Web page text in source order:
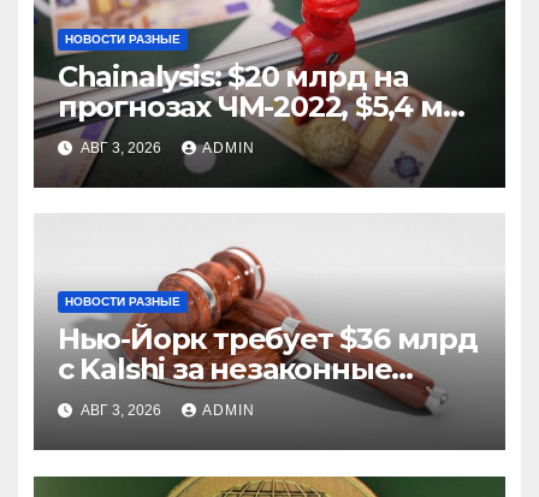
НОВОСТИ РАЗНЫЕ
Chainalysis: $20 млрд на
прогнозах ЧМ-2022, $5,4 млн
из них незаконные
АВГ 3, 2026 ADMIN
НОВОСТИ РАЗНЫЕ
Нью-Йорк требует $36 млрд
с Kalshi за незаконные
ставки
АВГ 3, 2026 ADMIN